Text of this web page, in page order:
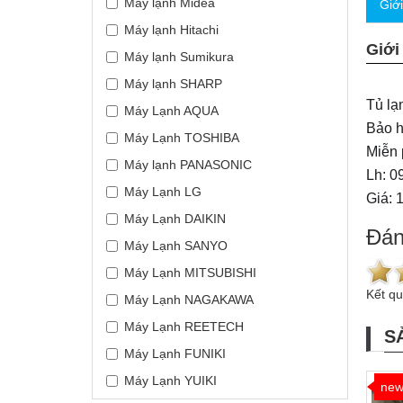
Máy lạnh Hitachi
Máy lạnh Sumikura
Máy lạnh SHARP
Máy Lạnh AQUA
Máy Lạnh TOSHIBA
Máy lạnh PANASONIC
Máy Lạnh LG
Máy Lạnh DAIKIN
Máy Lạnh SANYO
Máy Lạnh MITSUBISHI
Máy Lạnh NAGAKAWA
Máy Lạnh REETECH
Máy Lạnh FUNIKI
Máy Lạnh YUIKI
Giới
Tủ
Bảo
Miễn
Lh:
Giá:
Kết
new